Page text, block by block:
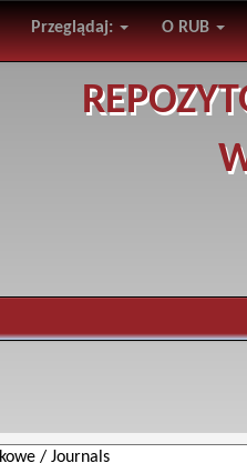
Przeglądaj: O RUB